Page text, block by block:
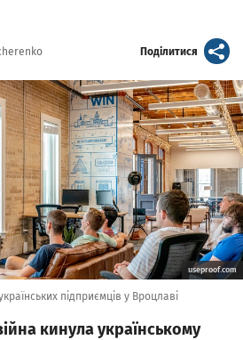
Поділитися artykuł
useproof.com
підприємців у Вроцлаві
кинула українському